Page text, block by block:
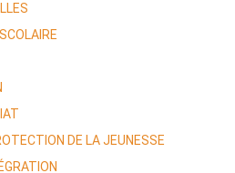
DE LA JEUNESSE